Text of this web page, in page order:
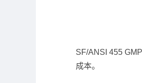
SF/ANSI 455
成本。